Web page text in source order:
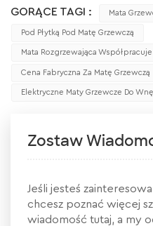
GORĄCE TAGI : Mata
Pod Płytką Pod Matę Grzewczą
Mata Rozgrzewająca
Cena Fabryczna Za Matę Grzewczą
Elektryczne Maty Grzewcze Do
Zostaw
Jeśli jesteś
chcesz poznać więcej
wiadomość tutaj, a my